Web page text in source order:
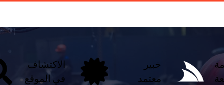
خبير
معتمد
الاكتشاف
في الموقع